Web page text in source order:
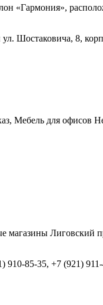
«Гармония»,
ул. Шостаковича, 8,
Мебель для офисов
магазины Лиговский
910-85-35, +7 (921)